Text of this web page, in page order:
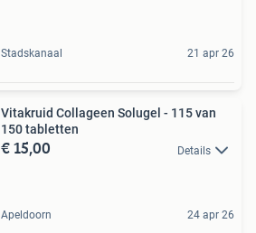
Stadskanaal 21 apr 26
Vitakruid Collageen Solugel - 115 van
150 tabletten
€ 15,00 Details
Apeldoorn 24 apr 26